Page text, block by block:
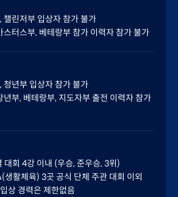
챌린저부 입상자 참가 불가
스터스부, 베테랑부 참가 이력자 참가 불가
청년부 입상자 참가 불가
년부, 베테랑부, 지도자부 출전 이력자 참가
대회 4강 이내 (우승, 준우승, 3위)
생활체육) 3곳 공식 단체 주관 대회 이외
상 경력은 제한없음